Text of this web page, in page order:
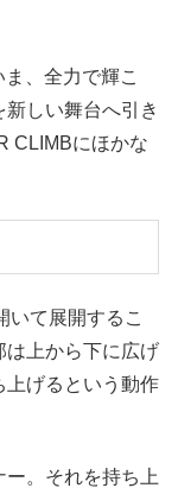
、全力で輝こ
しい舞台へ引き
CLIMBにほかな
いて展開するこ
は上から下に広げ
上げるという動作
。それを持ち上